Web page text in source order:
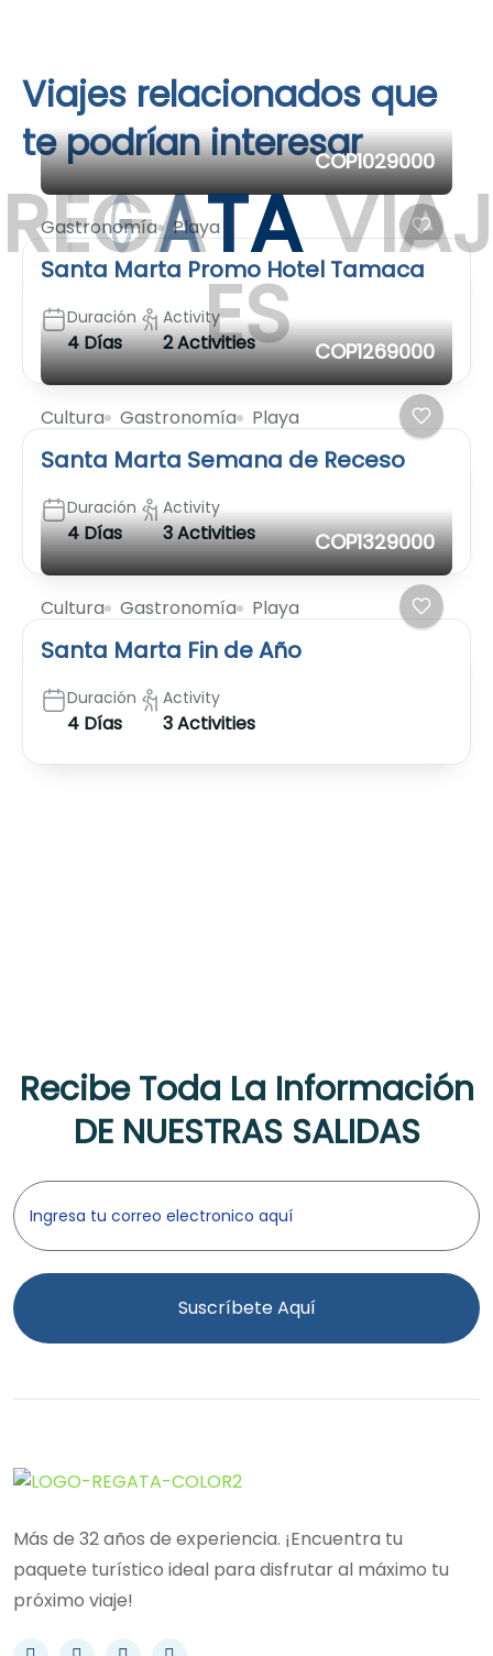
REGATAVIAJ
ES
Viajes relacionados que
te podrían interesarCOP1029000
Gastronomía Playa
Santa Marta Promo Hotel Tamaca
Duración
4 Días
Activity
2 Activities COP1269000
Cultura Gastronomía Playa
Santa Marta Semana de Receso
Duración
4 Días
Activity
3 Activities COP1329000
Cultura Gastronomía Playa
Santa Marta Fin de Año
Duración
4 Días
Activity
3 Activities
Recibe Toda La Información
DE NUESTRAS SALIDAS
Suscríbete Aquí
Más de 32 años de experiencia. ¡Encuentra tu
paquete turístico ideal para disfrutar al máximo tu
próximo viaje!